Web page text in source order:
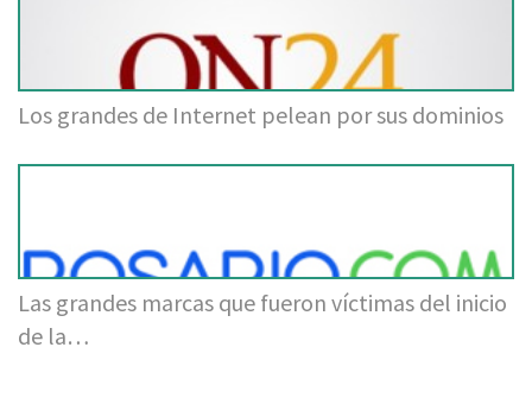
Los grandes de Internet pelean por sus dominios
Las grandes marcas que fueron víctimas del inicio
de la…